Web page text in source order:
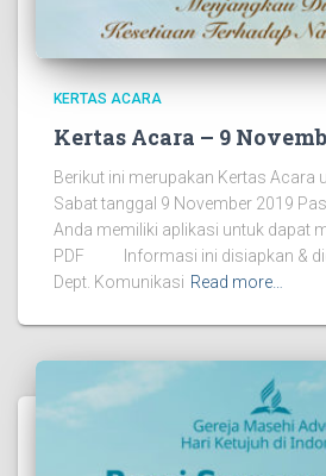
KERTAS ACARA
Kertas Acara – 9
Berikut ini merupakan Kertas Acara
Sabat tanggal 9 November 2019
Anda memiliki aplikasi untuk dapat
PDF Informasi ini disiapkan &
Dept. Komunikasi Read more…